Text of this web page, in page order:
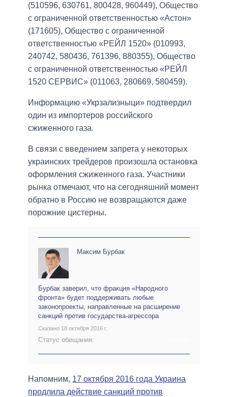
(510596, 630761, 800428, 960449), Общество
с ограниченной ответственностью «Астон»
(171605), Общество с ограниченной
ответственностью «РЕЙЛ 1520» (010993,
240742, 580436, 761396, 880355), Общество
с ограниченной ответственностью «РЕЙЛ
1520 СЕРВИС» (011063, 280669, 580459).
Информацию «Укрзализныци» подтвердил
один из импортеров российского
сжиженного газа.
В связи с введением запрета у некоторых
украинских трейдеров произошла остановка
оформления сжиженного газа. Участники
рынка отмечают, что на сегодняшний момент
обратно в Россию не возвращаются даже
порожние цистерны.
Максим Бурбак
Бурбак заверил, что фракция «Народного
фронта» будет поддерживать любые
законопроекты, направленные на расширение
санкций против государства-агрессора
Сказано 18 октября 2016 г.
Статус обещания:
Напомним, 17 октября 2016 года Украина
продлила действие санкций против